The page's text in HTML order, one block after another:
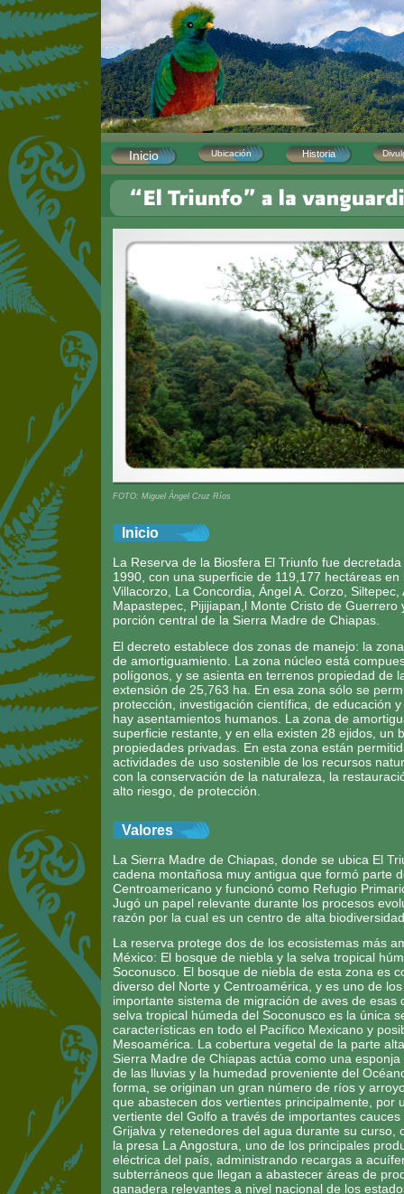
Inicio Ubicación Historia
FOTO: Miguel Ángel Cruz Ríos
Inicio
La Reserva de la Biosfera El Triunfo fue
1990, con una superficie de 119,177 hectáreas en
Villacorzo, La Concordia, Ángel A. Corzo, Siltepec,
Mapastepec, Pijijiapan,l Monte Cristo de Guerrero
porción central de la Sierra Madre de Chiapas.
El decreto establece dos zonas de manejo: la
de amortiguamiento. La zona núcleo está
polígonos, y se asienta en terrenos propiedad de
extensión de 25,763 ha. En esa zona sólo se
protección, investigación científica, de educación
hay asentamientos humanos. La zona de
superficie restante, y en ella existen 28 ejidos, un
propiedades privadas. En esta zona están
actividades de uso sostenible de los recursos
con la conservación de la naturaleza, la
alto riesgo, de protección.
Valores
La Sierra Madre de Chiapas, donde se ubica El
cadena montañosa muy antigua que formó parte
Centroamericano y funcionó como Refugio
Jugó un papel relevante durante los procesos
razón por la cual es un centro de alta
La reserva protege dos de los ecosistemas más
México: El bosque de niebla y la selva tropical
Soconusco. El bosque de niebla de esta zona es
diverso del Norte y Centroamérica, y es uno de
importante sistema de migración de aves de esas
selva tropical húmeda del Soconusco es la única
características en todo el Pacífico Mexicano y
Mesoamérica. La cobertura vegetal de la parte
Sierra Madre de Chiapas actúa como una
de las lluvias y la humedad proveniente del
forma, se originan un gran número de ríos y
que abastecen dos vertientes principalmente, por
vertiente del Golfo a través de importantes
Grijalva y retenedores del agua durante su curso,
la presa La Angostura, uno de los principales
eléctrica del país, administrando recargas a
subterráneos que llegan a abastecer áreas de
ganadera relevantes a nivel nacional de los